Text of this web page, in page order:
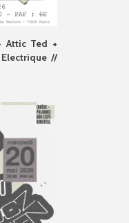
Attic Ted +
//